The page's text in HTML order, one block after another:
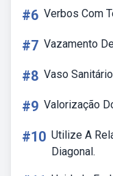
#6 Verbos Com
#7 Vazamento
#8 Vaso
#9 Valorização
#10 Utilize A
Diagonal.